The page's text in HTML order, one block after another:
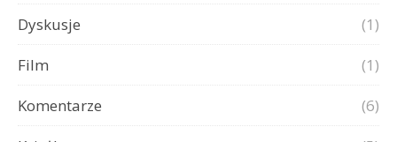
Dyskusje
(1)
Film
(1)
Komentarze
(6)